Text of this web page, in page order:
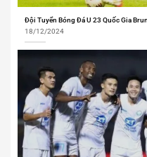
Đội Tuyển Bóng Đá U 23 Quốc Gia
18/12/2024